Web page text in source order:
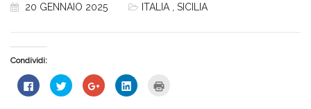
20 GENNAIO 2025 ITALIA SICILIA
Condividi:
Fai
clic
Fai
clic
Fai
clic
Fai
clic